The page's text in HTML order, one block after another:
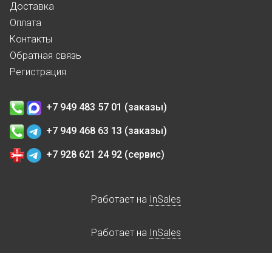
Доставка
Оплата
Контакты
Обратная связь
Регистрация
+7 949 483 57 01 (заказы)
+7 949 468 63 13 (заказы)
+7 928 621 24 92 (сервис)
Работает на InSales
Работает на InSales